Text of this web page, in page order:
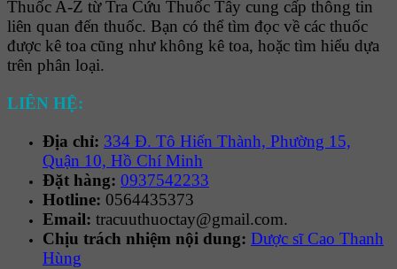
Thuốc A-Z từ Tra Cứu Thuốc Tây cung cấp thông tin
liên quan đến thuốc. Bạn có thể tìm đọc về các thuốc
được kê toa cũng như không kê toa, hoặc tìm hiểu dựa
trên phân loại.
LIÊN HỆ:
Địa chỉ: 334 Đ. Tô Hiến Thành, Phường 15,
Quận 10, Hồ Chí Minh
Đặt hàng: 0937542233
Hotline: 0564435373
Email: tracuuthuoctay@gmail.com.
Chịu trách nhiệm nội dung: Dược sĩ Cao Thanh
Hùng